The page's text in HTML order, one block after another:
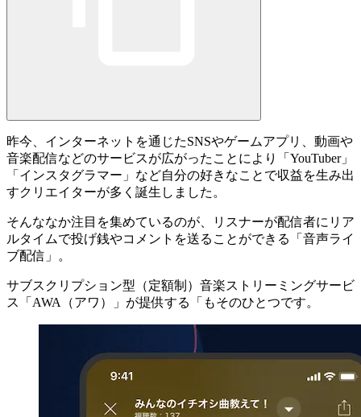
昨今、インターネットを通じたSNSやゲームアプリ、動画や
音楽配信などのサービスが広がったことにより「YouTuber」
「インスタグラマー」など自分の好きなことで収益を生み出
すクリエイターが多く誕生しました。
そんななか注目を集めているのが、リスナーが配信者にリア
ルタイムで投げ銭やコメントを送ることができる「 音声ライ
ブ配信 」。
サブスクリプション型（定額制）音楽ストリーミングサービ
ス「AWA（アワ）」が提供する「 もそのひとつです。